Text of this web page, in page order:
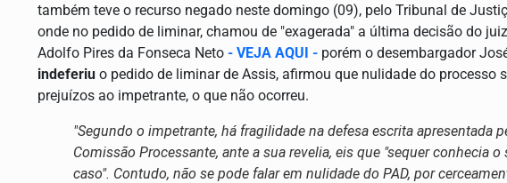
também teve o recurso negado neste domingo (09), pelo Tribunal de
onde no pedido de liminar, chamou de "exagerada" a última decisão do
Adolfo Pires da Fonseca Neto - VEJA AQUI - porém o desembargador
indeferiu o pedido de liminar de Assis, afirmou que nulidade do processo
prejuízos ao impetrante, o que não ocorreu.
"Segundo o impetrante, há fragilidade na defesa escrita apresentada
Comissão Processante, ante a sua revelia, eis que "sequer conhecia
caso". Contudo, não se pode falar em nulidade do PAD, por